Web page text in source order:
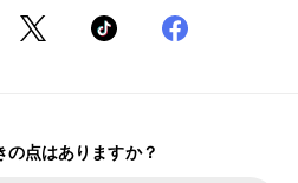
の点はありますか？